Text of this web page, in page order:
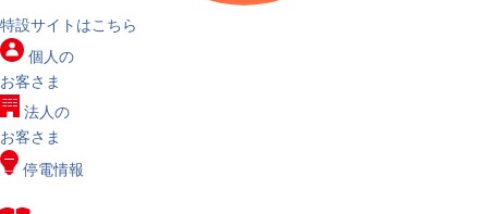
特設サイトはこちら
個人の
お客さま
法人の
お客さま
停電情報